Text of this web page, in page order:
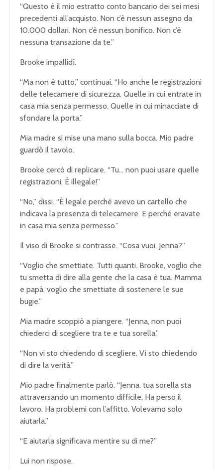
“Questo è il mio estratto conto bancario dei sei mesi
precedenti all’acquisto. Non c’è nessun assegno da
10.000 dollari. Non c’è nessun bonifico. Non c’è
nessuna transazione da te.”
Brooke impallidì.
“Ma non è tutto,” continuai. “Ho anche le registrazioni
delle telecamere di sicurezza. Quelle in cui entrate in
casa mia senza permesso. Quelle in cui minacciate di
sfondare la porta.”
Mia madre si mise una mano sulla bocca. Mio padre
guardò il tavolo.
Brooke cercò di replicare. “Tu… non puoi usare quelle
registrazioni. È illegale!”
“No,” dissi. “È legale perché avevo un cartello che
indicava la presenza di telecamere. E perché eravate
in casa mia senza permesso.”
Il viso di Brooke si contrasse. “Cosa vuoi, Jenna?”
“Voglio che smettiate. Tutti quanti. Brooke, voglio che
tu smetta di dire alla gente che la casa è tua. Mamma
e papà, voglio che smettiate di sostenere le sue
bugie.”
Mia madre scoppiò a piangere. “Jenna, non puoi
chiederci di scegliere tra te e tua sorella.”
“Non vi sto chiedendo di scegliere. Vi sto chiedendo
di dire la verità.”
Mio padre finalmente parlò. “Jenna, tua sorella sta
attraversando un momento difficile. Ha perso il
lavoro. Ha problemi con l’affitto. Volevamo solo
aiutarla.”
“E aiutarla significava mentire su di me?”
Lui non rispose.